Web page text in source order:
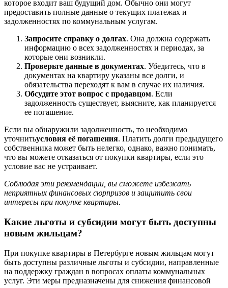
которое входит ваш будущий дом. Обычно они могут
предоставить полные данные о текущих платежах и
задолженностях по коммунальным услугам.
Запросите справку о долгах. Она должна содержать
информацию о всех задолженностях и периодах, за
которые они возникли.
Проверьте данные в документах. Убедитесь, что в
документах на квартиру указаны все долги, и
обязательства переходят к вам в случае их наличия.
Обсудите этот вопрос с продавцом. Если
задолженность существует, выясните, как планируется
ее погашение.
Если вы обнаружили задолженность, то необходимо
уточнитьусловия её погашения. Платить долги предыдущего
собственника может быть нелегко, однако, важно понимать,
что вы можете отказаться от покупки квартиры, если это
условие вас не устраивает.
Соблюдая эти рекомендации, вы сможете избежать
неприятных финансовых сюрпризов и защитить свои
интересы при покупке квартиры.
Какие льготы и субсидии могут быть доступны
новым жильцам?
При покупке квартиры в Петербурге новым жильцам могут
быть доступны различные льготы и субсидии, направленные
на поддержку граждан в вопросах оплаты коммунальных
услуг. Эти меры предназначены для снижения финансовой